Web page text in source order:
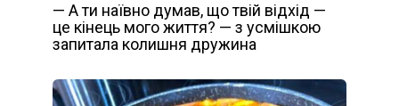
— А ти наївно думав, що твій відхід —
це кінець мого життя? — з усмішкою
запитала колишня дружина